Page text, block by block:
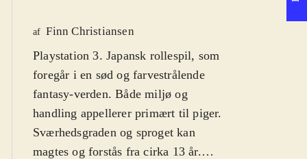
af Finn Christiansen
Playstation 3. Japansk rollespil, som
foregår i en sød og farvestrålende
fantasy-verden. Både miljø og
handling appellerer primært til piger.
Sværhedsgraden og sproget kan
magtes og forstås fra cirka 13 år.